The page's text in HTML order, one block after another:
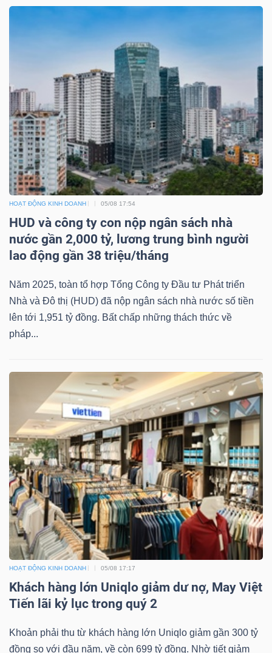
HOẠT ĐỘNG KINH DOANH 05/08 17:54
HUD và công ty con nộp ngân sách nhà
nước gần 2,000 tỷ, lương trung bình người
lao động gần 38 triệu/tháng
Năm 2025, toàn tổ hợp Tổng Công ty Đầu tư Phát triển
Nhà và Đô thị (HUD) đã nộp ngân sách nhà nước số tiền
lên tới 1,951 tỷ đồng. Bất chấp những thách thức về
pháp...
HOẠT ĐỘNG KINH DOANH 05/08 17:17
Khách hàng lớn Uniqlo giảm dư nợ, May Việt
Tiến lãi kỷ lục trong quý 2
Khoản phải thu từ khách hàng lớn Uniqlo giảm gần 300 tỷ
đồng so với đầu năm, về còn 699 tỷ đồng. Nhờ tiết giảm
tài
chính
Công
cụ
Dữ
liệu
tài
chính